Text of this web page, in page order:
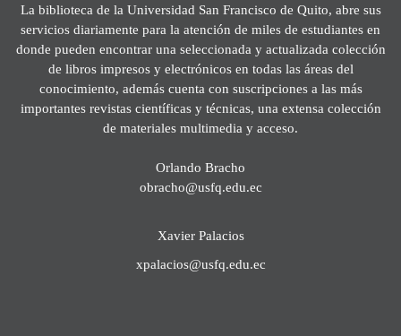
La biblioteca de la Universidad San Francisco de Quito, abre sus
servicios diariamente para la atención de miles de estudiantes en
donde pueden encontrar una seleccionada y actualizada colección
de libros impresos y electrónicos en todas las áreas del
conocimiento, además cuenta con suscripciones a las más
importantes revistas científicas y técnicas, una extensa colección
de materiales multimedia y acceso.
Orlando Bracho
obracho@usfq.edu.ec
Xavier Palacios
xpalacios@usfq.edu.ec